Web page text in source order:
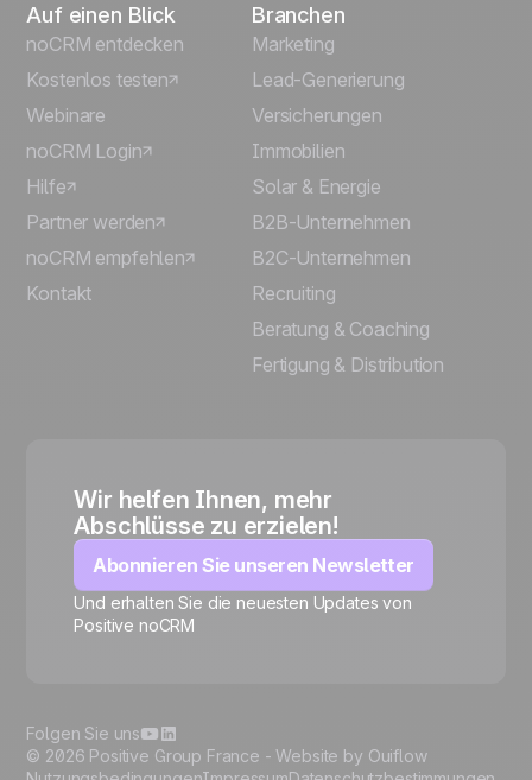
Auf einen Blick
noCRM entdecken
Kostenlos testen
Webinare
noCRM Login
Hilfe
Partner werden
noCRM empfehlen
Kontakt
Branchen
Marketing
Lead-Generierung
Versicherungen
Immobilien
Solar & Energie
B2B-Unternehmen
B2C-Unternehmen
Recruiting
Beratung & Coaching
Fertigung & Distribution
Wir helfen Ihnen, mehr
Abschlüsse zu erzielen!
Abonnieren Sie unseren Newsletter
Und erhalten Sie die neuesten Updates von
Positive noCRM
© 2026 Positive Group France -Website by Ouiflow
Folgen Sie uns